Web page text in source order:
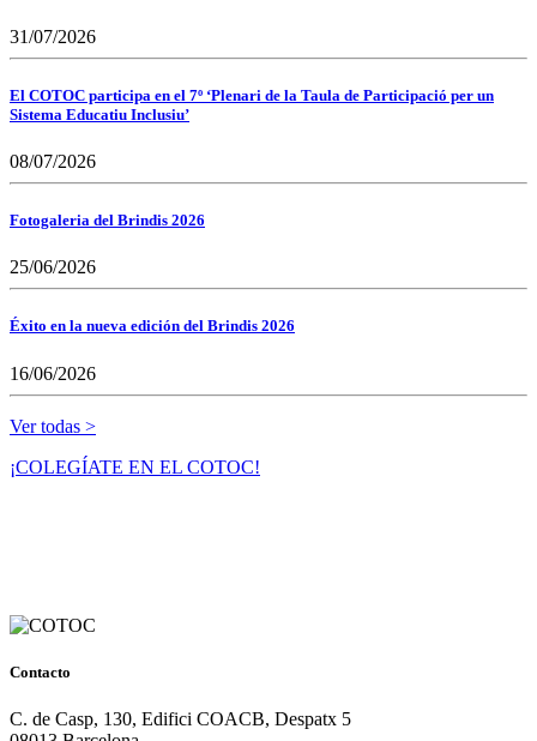
31/07/2026
El COTOC participa en el 7º ‘Plenari de la Taula de Participació per un
Sistema Educatiu Inclusiu’
08/07/2026
Fotogaleria del Brindis 2026
25/06/2026
Éxito en la nueva edición del Brindis 2026
16/06/2026
Ver todas >
¡COLEGÍATE EN EL COTOC!
Contacto
C. de Casp, 130, Edifici COACB, Despatx 5